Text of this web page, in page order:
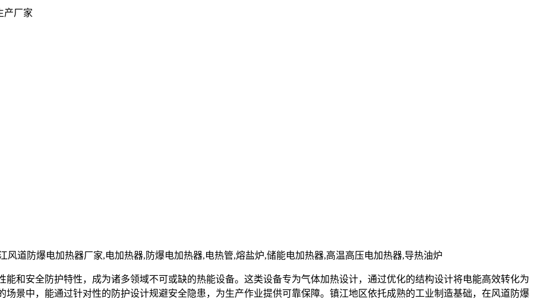
产厂家
风道防爆电加热器厂家,电加热器,防爆电加热器,电热管,熔盐炉,储能电加热器,高温高压电加热器,导热油炉
和安全防护特性，成为诸多领域不可或缺的热能设备。这类设备专为气体加热设计，通过优化的结构设计将电能高效转化为
景中，能通过针对性的防护设计规避安全隐患，为生产作业提供可靠保障。镇江地区依托成熟的工业制造基础，在风道防爆